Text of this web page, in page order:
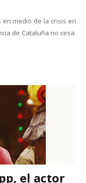
en medio de la crisis en
de Cataluña no cesa.
el actor